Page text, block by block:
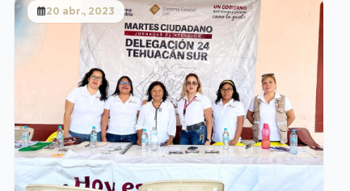
20 abr., 2023